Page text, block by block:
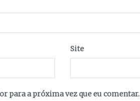
Site
para a próxima vez que eu comentar.